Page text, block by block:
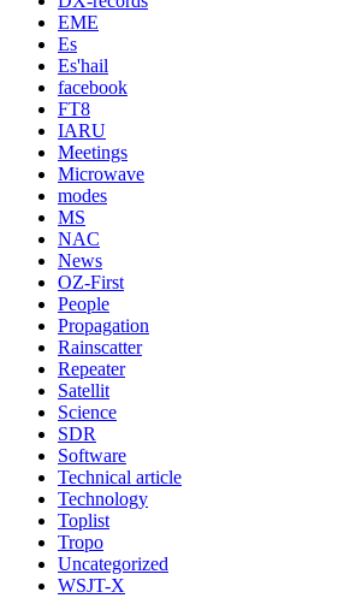
EME
Es
Es'hail
facebook
FT8
IARU
Meetings
Microwave
modes
MS
NAC
News
OZ-First
People
Propagation
Rainscatter
Repeater
Satellit
Science
SDR
Software
Technical article
Technology
Toplist
Tropo
Uncategorized
WSJT-X